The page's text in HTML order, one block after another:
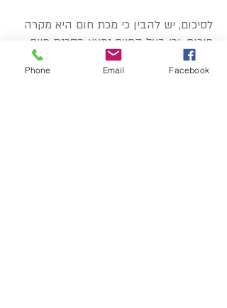
לסיכום, יש להבין כי מכת חום היא מקרה
חירום, וכי בעל החיים נמצא בסכנת חיים.
ניתן להימנע ממנה על ידי הקפדה על
מספר כללים פשוטים כגון הגבלת פעילות
Phone Email Facebook